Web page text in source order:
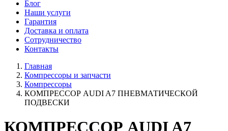
Блог
Наши услуги
Гарантия
Доставка и оплата
Сотрудничество
Контакты
Главная
Компрессоры и запчасти
Компрессоры
КОМПРЕССОР AUDI A7 ПНЕВМАТИЧЕСКОЙ
ПОДВЕСКИ
КОМПРЕССОР AUDI A7